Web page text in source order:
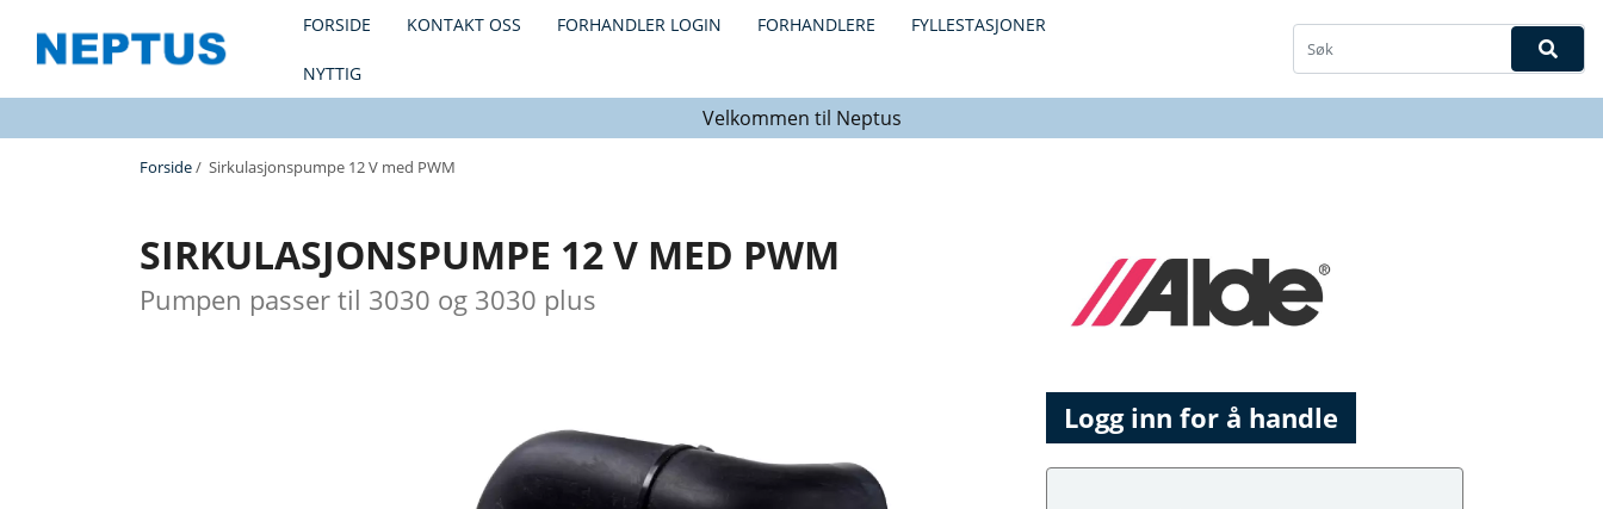
FORSIDE KONTAKT OSS FORHANDLER LOGIN FORHANDLERE FYLLESTASJONER
NYTTIG
Velkommen til Neptus
Forside/ Sirkulasjonspumpe 12 V med PWM
SIRKULASJONSPUMPE 12 V MED PWM
Pumpen passer til 3030 og 3030 plus
Logg inn for å handle